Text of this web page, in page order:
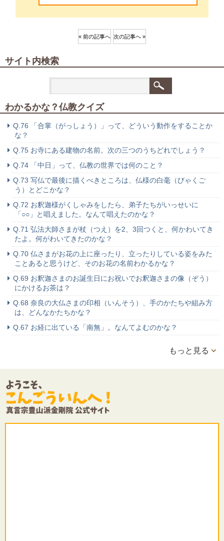
« 前の記事へ 次の記事へ »
サイト内検索
わかるかな？仏教クイズ
Q.76 「合掌（がっしょう）」って、どういう動作をすることか
な？
Q.75 お寺にある建物の名前。次の三つのうちどれでしょう？
Q.74 「中日」って、仏教の世界では何のこと？
Q.73 写仏で最後に描くべきところは、仏様の白毫（びゃくご
う）とどこかな？
Q.72 お釈迦様がくしゃみをしたら、弟子たちがいっせいに
「○○」と唱えました。なんて唱えたのかな？
Q.71 弘法大師さまが杖（つえ）を2、3回つくと、何かわいてき
たよ。何がわいてきたのかな？
Q.70 仏さまがお花の上に座ったり、立ったりしている姿をみた
ことあると思うけど、そのお花の名前わかるかな？
Q.69 お釈迦さまのお誕生日にお祝いでお釈迦さまの像（ぞう）
にかけるお茶は？
Q.68 奈良の大仏さまの印相（いんそう）、手のかたちや組み方
は、どんなかたちかな？
Q.67 お経に出ている「南無」。なんてよむのかな？
もっと見る